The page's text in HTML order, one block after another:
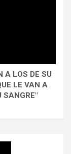
A LOS DE SU
LE VAN A
SANGRE"